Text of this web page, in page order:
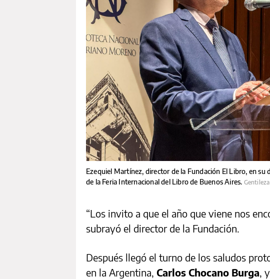
Ezequiel Martínez, director de la Fundación El Libro, en su
de la Feria Internacional del Libro de Buenos Aires.
“Los invito a que el año que viene nos
subrayó el director de la Fundación.
Después llegó el turno de los saludos
en la Argentina, Carlos Chocano Burga,